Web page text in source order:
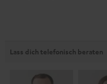
Lass dich telefonisch beraten